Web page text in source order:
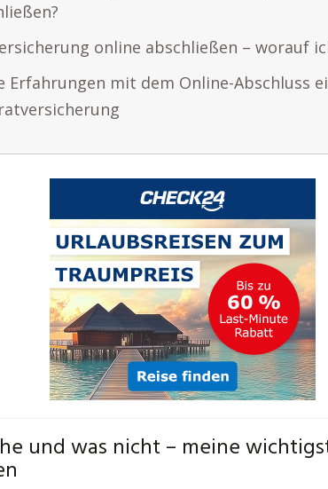
online abschließen – worauf
Erfahrungen mit dem Online-Abschluss
und was nicht – meine